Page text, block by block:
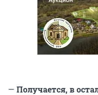
— Получается, в